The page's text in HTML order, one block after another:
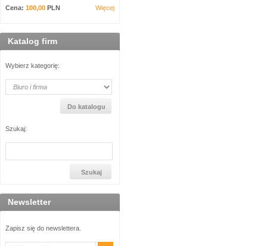
Cena: 100,00 PLN Więcej
Katalog firm
Wybierz kategorię:
Szukaj:
Newsletter
Zapisz się do newslettera.